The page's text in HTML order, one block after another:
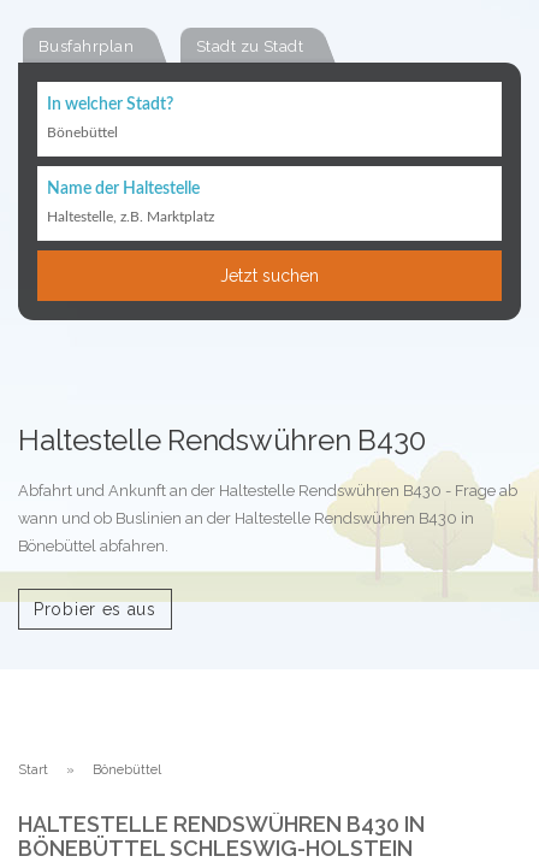
Busfahrplan Stadt zu Stadt
In welcher Stadt?
Bönebüttel
Name der Haltestelle
Haltestelle, z.B. Marktplatz
Jetzt suchen
Haltestelle Rendswühren B430
Abfahrt und Ankunft an der Haltestelle Rendswühren B430 - Frage ab
wann und ob Buslinien an der Haltestelle Rendswühren B430 in
Bönebüttel abfahren.
Probier es aus
Start Bönebüttel
HALTESTELLE RENDSWÜHREN B430 IN
BÖNEBÜTTEL SCHLESWIG-HOLSTEIN